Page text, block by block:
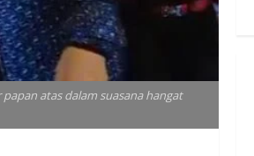
atas dalam suasana hangat